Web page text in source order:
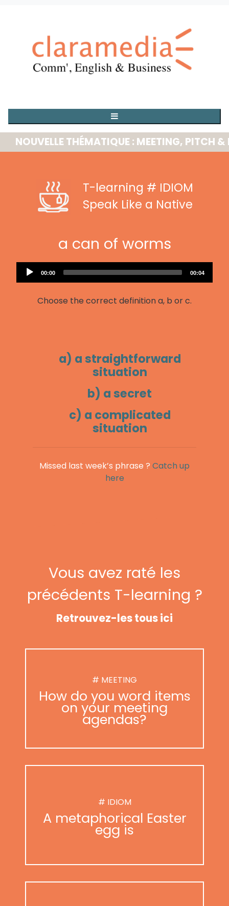
THÉMATIQUE : MEETING, PITCH &
T-learning # IDIOM
Speak Like a Native
a can of worms
Audio
Player
Current
00:00
Total
00:04
Choose the correct definition a, b or c.
a) a straightforward
situation
b) a secret
c) a complicated
situation
Missed last week’s phrase ? Catch up
here
Vous avez raté les
précédents T-learning ?
Retrouvez-les tous ici
# MEETING
How do you word items
on your meeting
agendas?
# IDIOM
A metaphorical Easter
egg is